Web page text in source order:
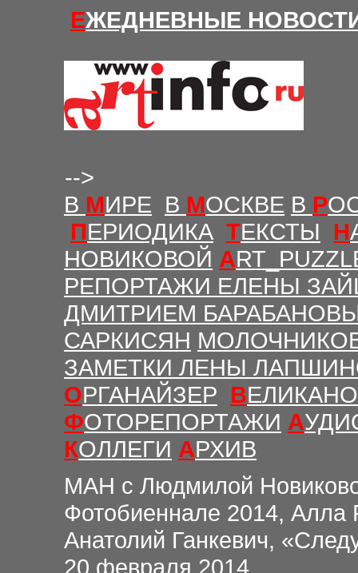
ЕЖЕДНЕВНЫЕ Н
-->
В МИРЕ В МОСКВЕ В Р
ПЕРИОДИКА ТЕКСТЫ Н
НОВИКОВОЙ A
РЕПОРТАЖИ ЕЛЕНЫ
ДМИТРИЕМ
САРКИСЯН
ЗАМЕТКИ ЛЕНЫ
ОРГАНАЙЗЕР В
ФОТОРЕПОРТАЖИ А
КОЛЛЕГИ АРХИВ
МАН с Людмилой
Фотобиеннале 2014, Алла
Анатолий Ганкевич,
20 февраля 2014.